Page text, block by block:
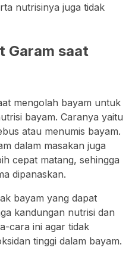
nutrisinya juga tidak
Garam saat
mengolah bayam untuk
bayam. Caranya yaitu
atau menumis bayam.
dalam masakan juga
cepat matang, sehingga
dipanaskan.
bayam yang dapat
kandungan nutrisi dan
cara ini agar tidak
tinggi dalam bayam.